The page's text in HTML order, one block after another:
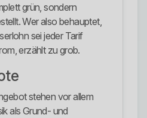
grün, sondern
Wer also behauptet,
sei jeder Tarif
erzählt zu grob.
stehen vor allem
als Grund- und